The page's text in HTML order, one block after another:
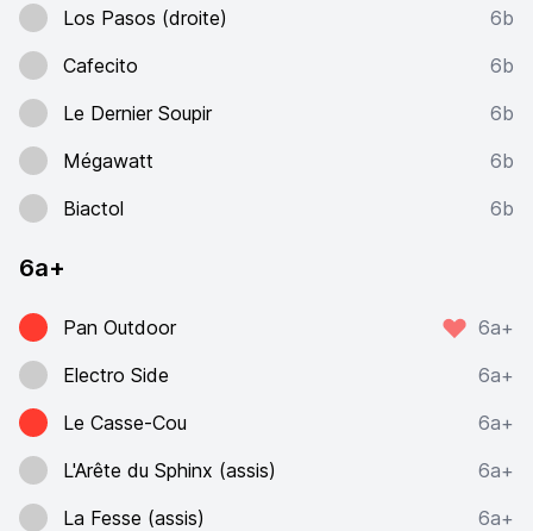
Los Pasos (droite)
6b
Cafecito
6b
Le Dernier Soupir
6b
Mégawatt
6b
Biactol
6b
6a+
Pan Outdoor
6a+
Electro Side
6a+
Le Casse-Cou
6a+
L'Arête du Sphinx (assis)
6a+
La Fesse (assis)
6a+